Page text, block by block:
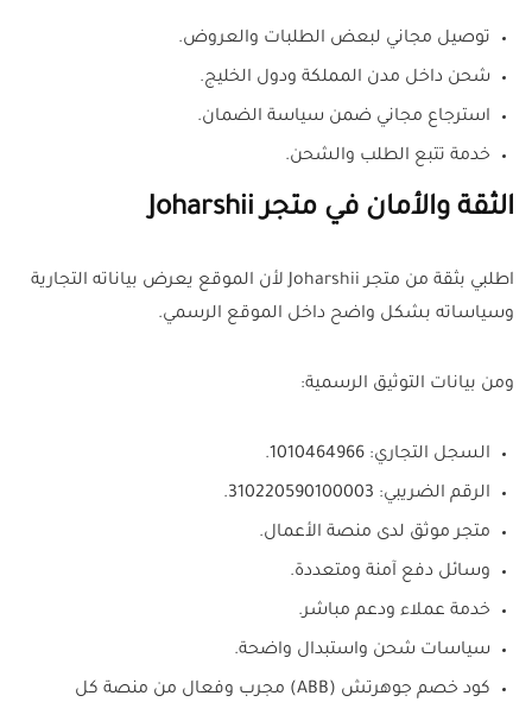
توصيل مجاني لبعض الطلبات والعروض.
شحن داخل مدن المملكة ودول الخليج.
استرجاع مجاني ضمن سياسة الضمان.
خدمة تتبع الطلب والشحن.
الثقة والأمان في متجر Joharshii
اطلبي بثقة من متجر Joharshii لأن الموقع يعرض بياناته التجارية
وسياساته بشكل واضح داخل الموقع الرسمي.
ومن بيانات التوثيق الرسمية:
السجل التجاري: 1010464966.
الرقم الضريبي: 310220590100003.
متجر موثق لدى منصة الأعمال.
وسائل دفع آمنة ومتعددة.
خدمة عملاء ودعم مباشر.
سياسات شحن واستبدال واضحة.
كود خصم جوهرتش (ABB) مجرب وفعال من منصة كل